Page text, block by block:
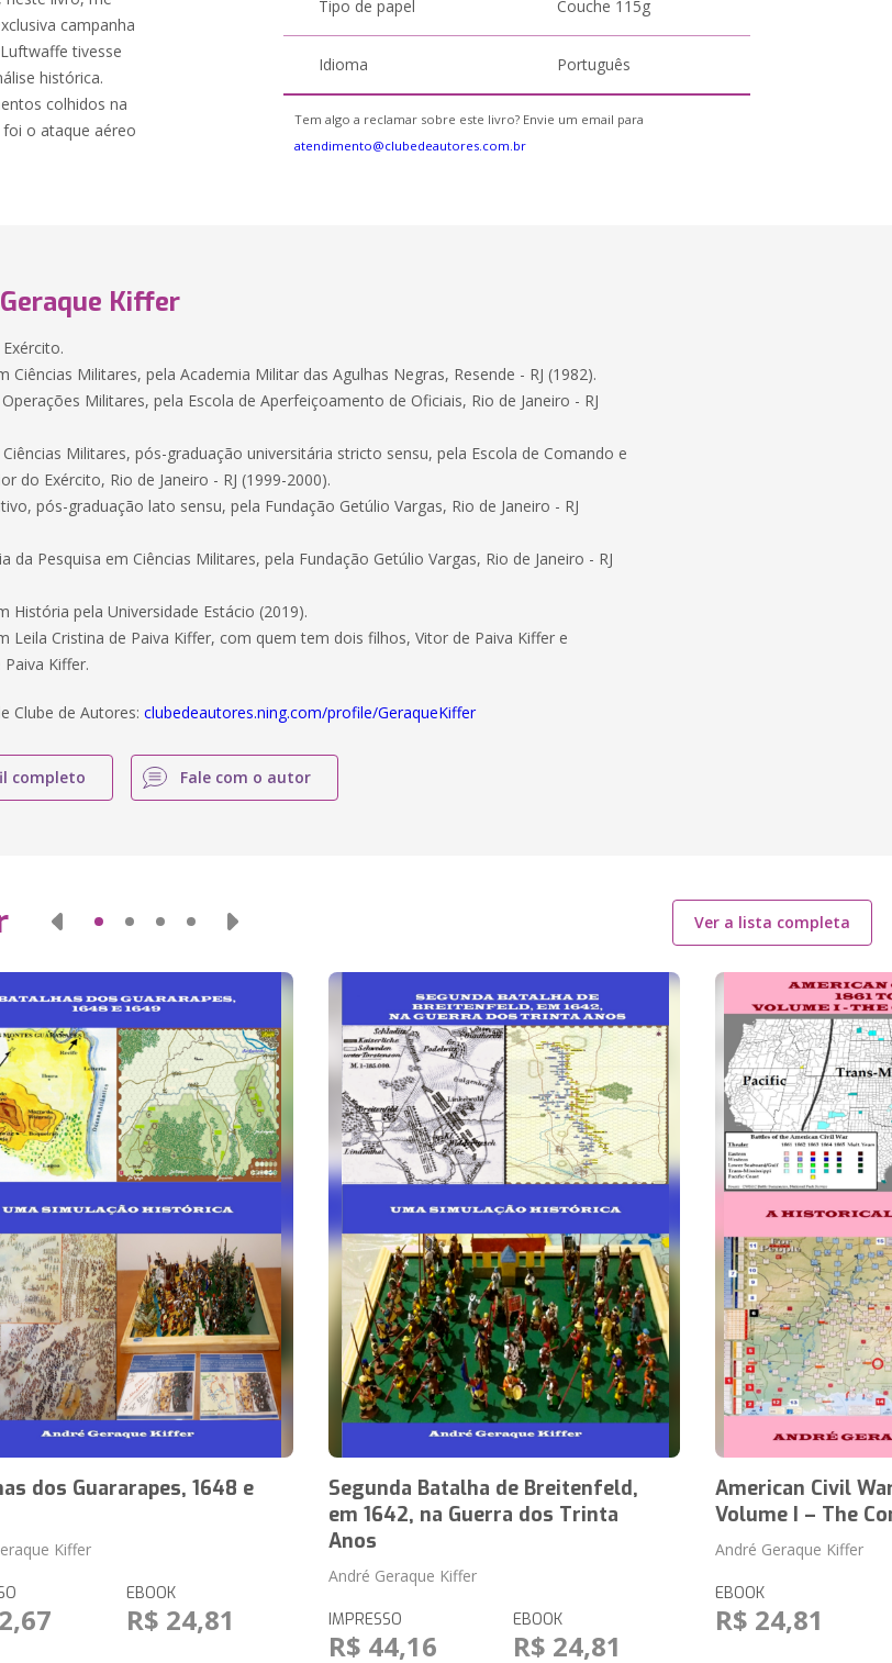
campanha
tivesse
histórica.
colhidos na
Tipo de papel Couche 115g
Idioma Português
Tem algo a reclamar sobre este livro? Envie um email para
atendimento@clubedeautores.com.br
Kiffer
Ciências Militares, pela Academia Militar das Agulhas Negras, Resende - RJ (1982).
Militares, pela Escola de Aperfeiçoamento de Oficiais, Rio de Janeiro - RJ
Militares, pós-graduação universitária stricto sensu, pela Escola de Comando e
do Exército, Rio de Janeiro - RJ (1999-2000).
pós-graduação lato sensu, pela Fundação Getúlio Vargas, Rio de Janeiro - RJ
da Pesquisa em Ciências Militares, pela Fundação Getúlio Vargas, Rio de Janeiro - RJ
História pela Universidade Estácio (2019).
Leila Cristina de Paiva Kiffer, com quem tem dois filhos, Vitor de Paiva Kiffer e
Kiffer.
Clube de Autores:clubedeautores.ning.com/profile/GeraqueKiffer
completo Fale com o autor
Ver a lista completa
dos Guararapes, 1648 e
Kiffer
EBOOK
R$ 24,81
Segunda Batalha de Breitenfeld,
em 1642, na Guerra dos Trinta
Anos
André Geraque Kiffer
IMPRESSO
R$ 44,16
EBOOK
R$ 24,81
American Civil
Volume I – The
André Geraque Kiffer
EBOOK
R$ 24,81